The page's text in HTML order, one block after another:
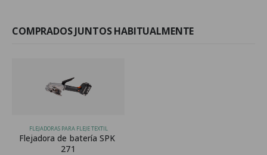
COMPRADOS JUNTOS HABITUALMENTE
FLEJADORAS PARA FLEJE TEXTIL
Flejadora de batería SPK
271